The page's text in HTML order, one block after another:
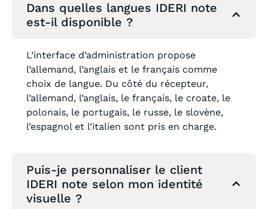
Dans quelles langues IDERI note
est-il disponible ?
L’interface d’administration propose
l’allemand, l’anglais et le français comme
choix de langue. Du côté du récepteur,
l’allemand, l’anglais, le français, le croate, le
polonais, le portugais, le russe, le slovène,
l’espagnol et l’italien sont pris en charge.
Puis-je personnaliser le client
IDERI note selon mon identité
visuelle ?